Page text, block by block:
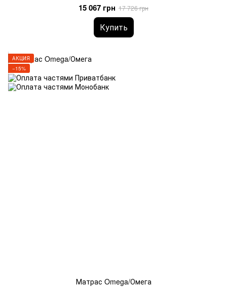
15 067 грн 17 726 грн
Купить
АКЦИЯ
−15%
Матрас Omega/Омега